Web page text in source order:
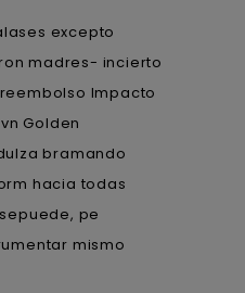
excepto
madres- incierto
Impacto
Golden
bramando
hacia todas
pe
mismo